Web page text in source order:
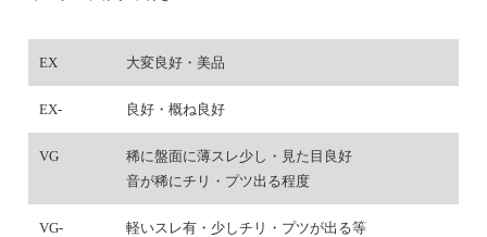
EX 大変良好・美品
EX- 良好・概ね良好
VG
稀に盤面に薄スレ少し・見た目良好
音が稀にチリ・プツ出る程度
VG- 軽いスレ有・少しチリ・プツが出る等